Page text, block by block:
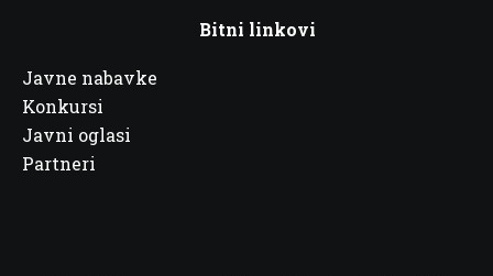
Bitni linkovi
Javne nabavke
Konkursi
Javni oglasi
Partneri